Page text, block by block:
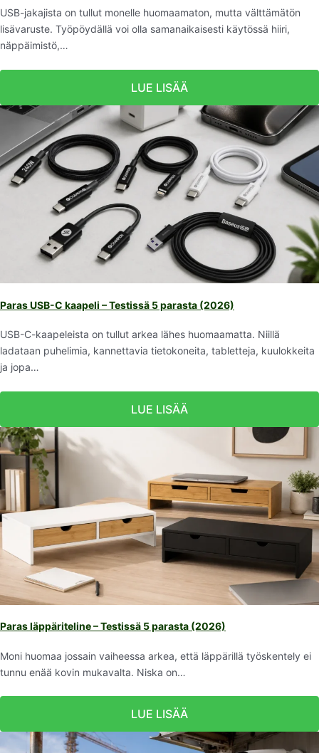
USB-jakajista on tullut monelle huomaamaton, mutta välttämätön
lisävaruste. Työpöydällä voi olla samanaikaisesti käytössä hiiri,
näppäimistö,…
LUE LISÄÄ
Paras USB-C kaapeli – Testissä 5 parasta (2026)
USB-C-kaapeleista on tullut arkea lähes huomaamatta. Niillä
ladataan puhelimia, kannettavia tietokoneita, tabletteja, kuulokkeita
ja jopa…
LUE LISÄÄ
Paras läppäriteline – Testissä 5 parasta (2026)
Moni huomaa jossain vaiheessa arkea, että läppärillä työskentely ei
tunnu enää kovin mukavalta. Niska on…
LUE LISÄÄ